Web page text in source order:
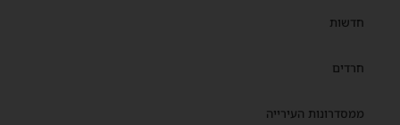
חדשות
חרדים
ממסדרונות העירייה